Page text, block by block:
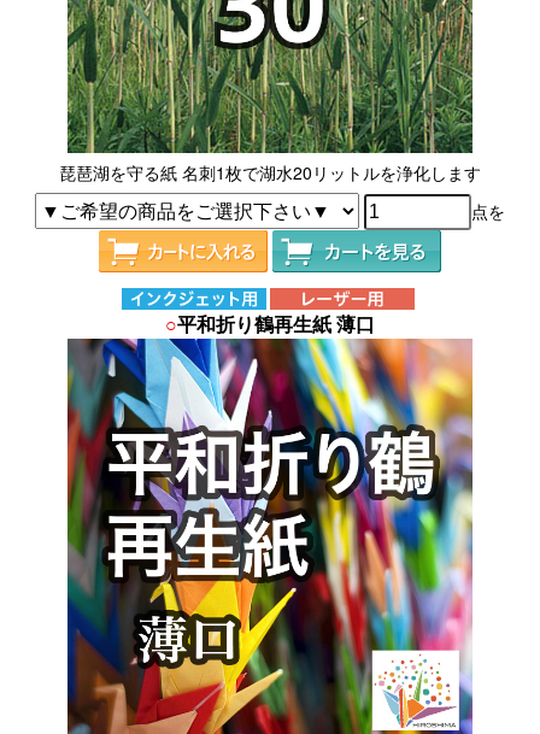
琵琶湖を守る紙 名刺1枚で湖水20リットルを浄化します
点を
○平和折り鶴再生紙 薄口